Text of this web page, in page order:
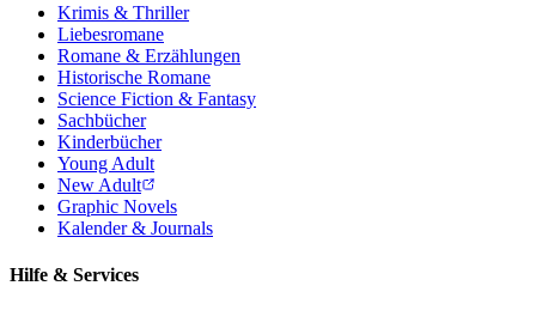
Krimis & Thriller
Liebesromane
Romane & Erzählungen
Historische Romane
Science Fiction & Fantasy
Sachbücher
Kinderbücher
Young Adult
New Adult
Graphic Novels
Kalender & Journals
Hilfe & Services